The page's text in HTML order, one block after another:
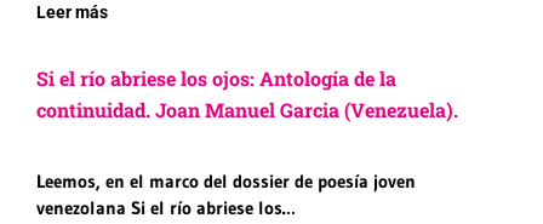
Leer más
Si el río abriese los ojos: Antología de la
continuidad. Joan Manuel Garcia (Venezuela).
Leemos, en el marco del dossier de poesía joven
venezolana Si el río abriese los…